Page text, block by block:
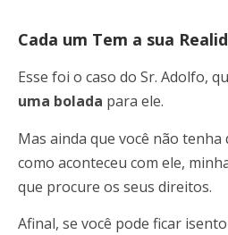
Cada um Tem a sua
Esse foi o caso do Sr. Adolfo,
uma bolada para ele.
Mas ainda que você não
como aconteceu com ele,
que procure os seus direitos.
Afinal, se você pode ficar